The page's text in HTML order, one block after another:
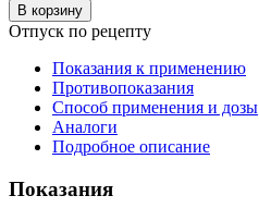
В корзину
Отпуск по рецепту
Показания к применению
Противопоказания
Способ применения и дозы
Аналоги
Подробное описание
Показания